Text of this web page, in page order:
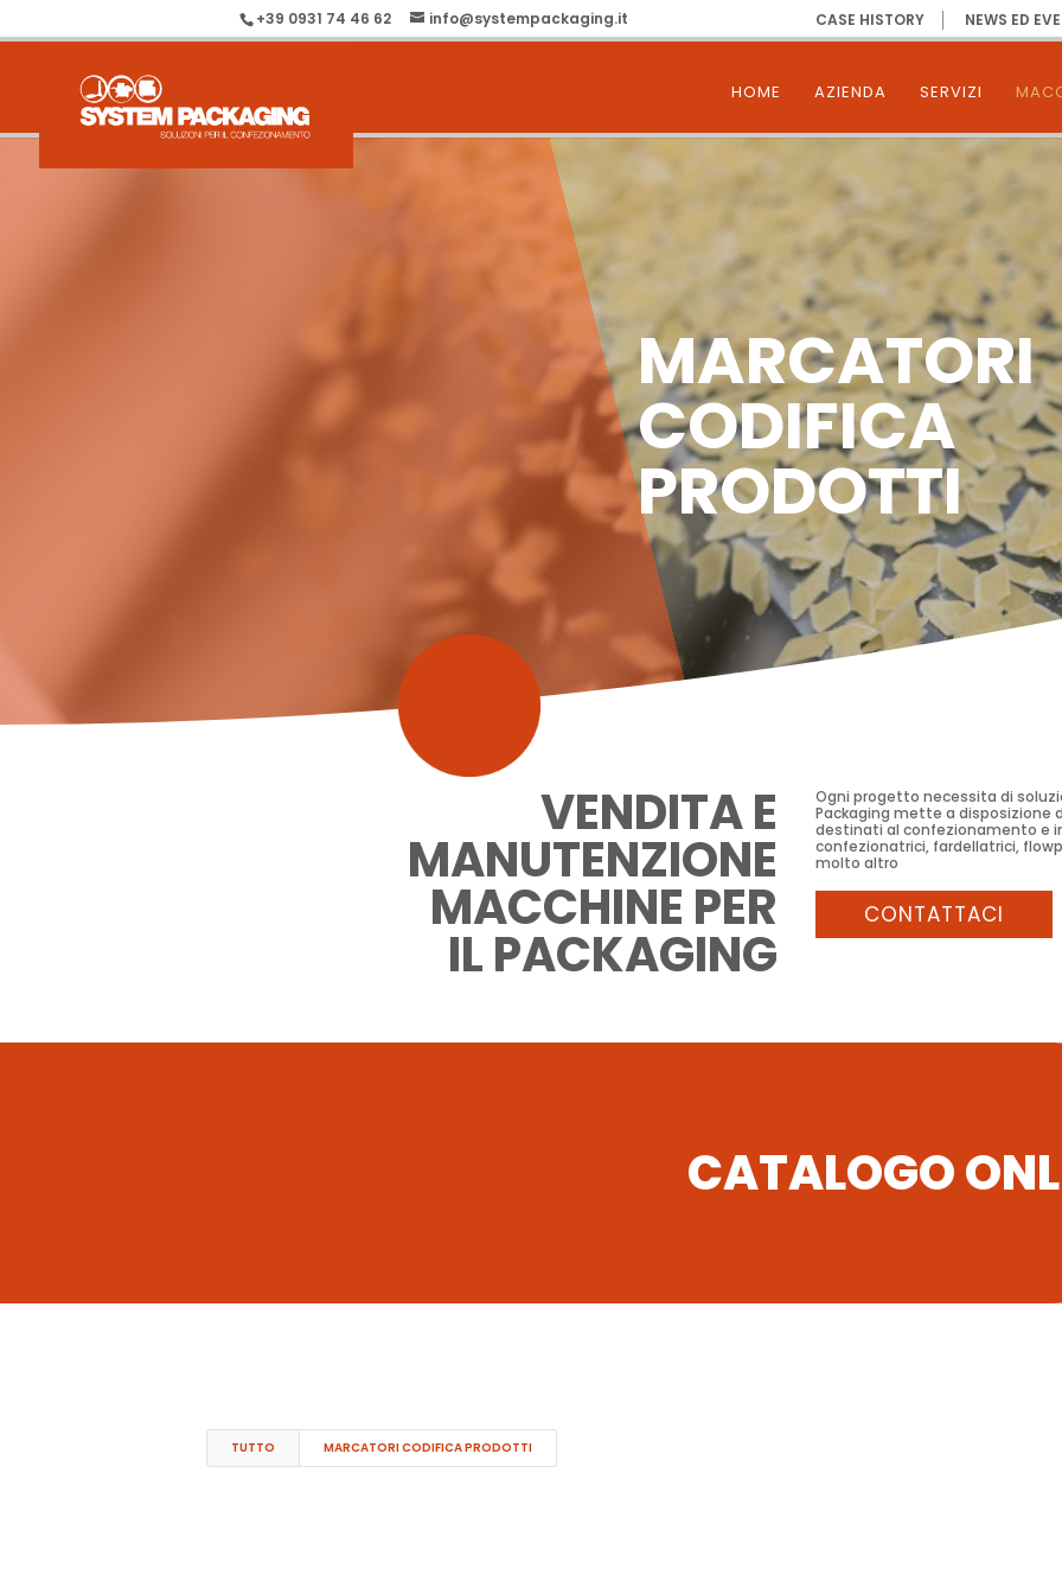
+39 0931 74 46 62 info@systempackaging.it CASE HISTORY NEWS ED
HOME AZIENDA SERVIZI
MARCATORI
CODIFICA
PRODOTTI
VENDITA E
MANUTENZIONE
MACCHINE PER
IL PACKAGING
Ogni progetto necessita di
Packaging mette a disposizione
destinati al confezionamento e
confezionatrici, fardellatrici,
molto altro
CONTATTACI
CATALOGO
TUTTO MARCATORI CODIFICA PRODOTTI